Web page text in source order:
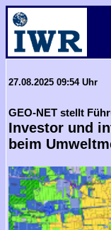
27.08.2025 09:54 Uhr
GEO-NET stellt
Investor und
beim